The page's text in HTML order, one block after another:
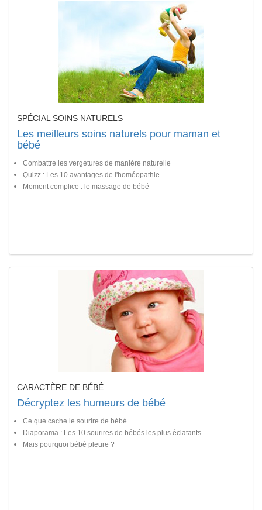
SPÉCIAL SOINS NATURELS
Les meilleurs soins naturels pour maman et
bébé
Combattre les vergetures de manière naturelle
Quizz : Les 10 avantages de l'homéopathie
Moment complice : le massage de bébé
CARACTÈRE DE BÉBÉ
Décryptez les humeurs de bébé
Ce que cache le sourire de bébé
Diaporama : Les 10 sourires de bébés les plus éclatants
Mais pourquoi bébé pleure ?